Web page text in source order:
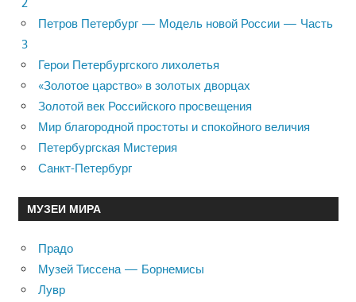
Петров Петербург — Модель новой России — Часть
3
Герои Петербургского лихолетья
«Золотое царство» в золотых дворцах
Золотой век Российского просвещения
Мир благородной простоты и спокойного величия
Петербургская Мистерия
Санкт-Петербург
МУЗЕИ МИРА
Прадо
Музей Тиссена — Борнемисы
Лувр